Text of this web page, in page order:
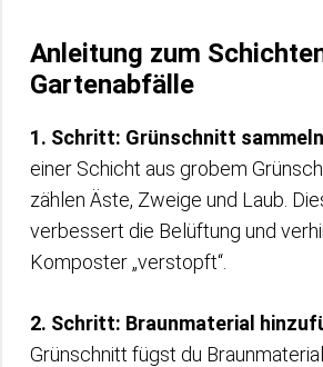
Anleitung zum
Gartenabfälle
1. Schritt: Grünschnitt
einer Schicht aus grobem
zählen Äste, Zweige und Laub.
verbessert die Belüftung und
Komposter „verstopft“.
2. Schritt: Braunmaterial
Grünschnitt fügst du